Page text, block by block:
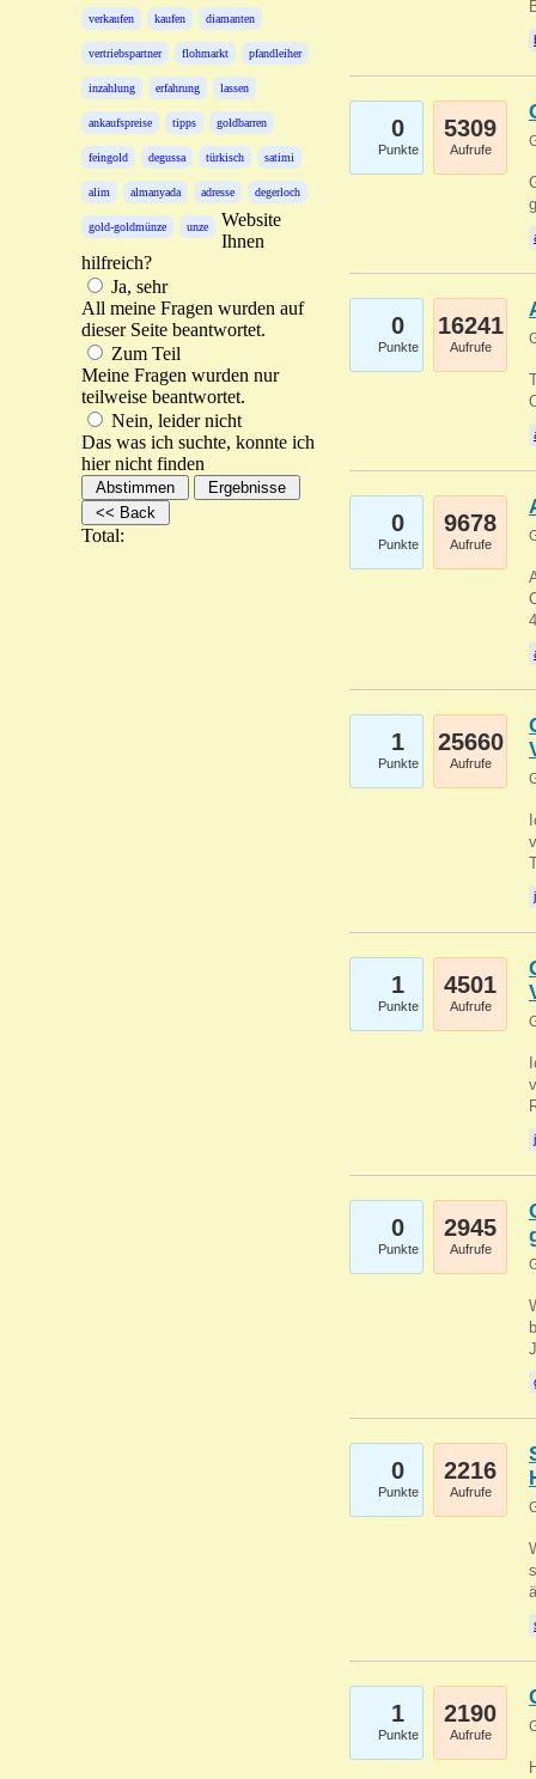
verkaufen kaufen diamanten
vertriebspartner flohmarkt pfandleiher
inzahlung erfahrung lassen
ankaufspreise tipps goldbarren
feingold degussa türkisch satimi
alim almanyada adresse degerloch
gold-goldmünze unze
Website
Ihnen
hilfreich?
Ja, sehr
All meine Fragen wurden auf
dieser Seite beantwortet.
Zum Teil
Meine Fragen wurden nur
teilweise beantwortet.
Nein, leider nicht
Das was ich suchte, konnte ich
hier nicht finden
Total:
0
Punkte
5309
Aufrufe
0
Punkte
16241
Aufrufe
0
Punkte
9678
Aufrufe
1
Punkte
25660
Aufrufe
1
Punkte
4501
Aufrufe
0
Punkte
2945
Aufrufe
0
Punkte
2216
Aufrufe
1
Punkte
2190
Aufrufe